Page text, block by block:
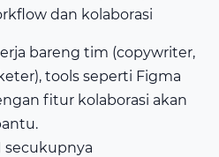
dan kolaborasi
bareng tim (copywriter,
tools seperti Figma
fitur kolaborasi akan
secukupnya